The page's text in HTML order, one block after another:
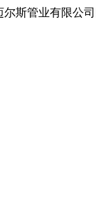
斯管业有限公